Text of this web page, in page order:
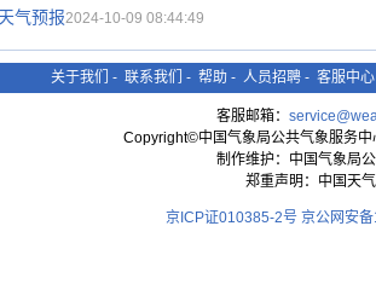
气预报2024-10-09 08:44:49
关于我们 - 联系我们 - 帮助 - 人员招聘 - 客服中心
客服邮箱：
Copyright©中国气象局公共气象服务
制作维护：中国气象局
郑重声明：中国天
京ICP证010385-2号 京公网安